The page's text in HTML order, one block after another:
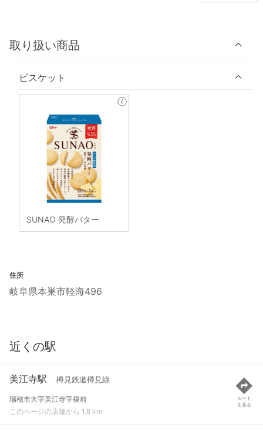
取り扱い商品
ビスケット
SUNAO 発酵バター
住所
岐阜県本巣市軽海496
近くの駅
美江寺駅 樽見鉄道樽見線
瑞穂市大字美江寺字榎前
このページの店舗から 1.8 km
ルート
を見る